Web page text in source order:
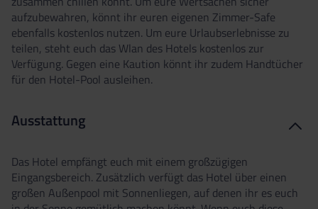
aufzubewahren, könnt ihr euren eigenen Zimmer-Safe
ebenfalls kostenlos nutzen. Um eure Urlaubserlebnisse zu
teilen, steht euch das Wlan des Hotels kostenlos zur
Verfügung. Gegen eine Kaution könnt ihr zudem Handtücher
für den Hotel-Pool ausleihen.
Ausstattung
Das Hotel empfängt euch mit einem großzügigen
Eingangsbereich. Zusätzlich verfügt das Hotel über einen
großen Außenpool mit Sonnenliegen, auf denen ihr es euch